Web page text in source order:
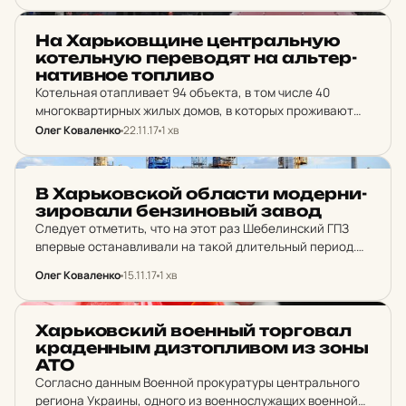
отметила коммерческий директор "Харьковгаза"
На Харь­ков­щи­не цен­траль­ную
ко­тель­ную пе­ре­во­дят на аль­тер­
на­тив­ное топ­ли­во
Котельная отапливает 94 объекта, в том числе 40
многоквартирных жилых домов, в которых проживают
более 6 тысяч человек, детский сад, две школы и
обновленной котельной составит 10 МВт.
Олег Коваленко22.11.171 хв
В Харь­ков­ской об­лас­ти мо­дер­ни­
зи­ро­ва­ли бен­зи­новый завод
Следует отметить, что на этот раз Шебелинский ГПЗ
впервые останавливали на такой длительный период.
текущему техническому обслуживанию, ревизии и
ремонта технологического…
Олег Коваленко15.11.171 хв
Харь­ков­ский во­енный тор­го­вал
кра­денным диз­топ­ли­вом из зоны
АТО
Согласно данным Военной прокуратуры центрального
региона Украины, одного из военнослужащих военной